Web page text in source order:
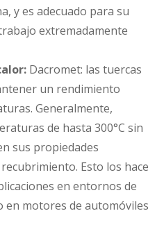
y es adecuado para su
extremadamente
Dacromet: las tuercas
un rendimiento
Generalmente,
de hasta 300°C sin
sus propiedades
Esto los hace
en entornos de
en motores de automóviles